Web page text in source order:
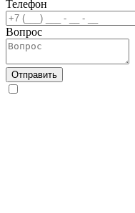
Телефон
Вопрос
Отправить